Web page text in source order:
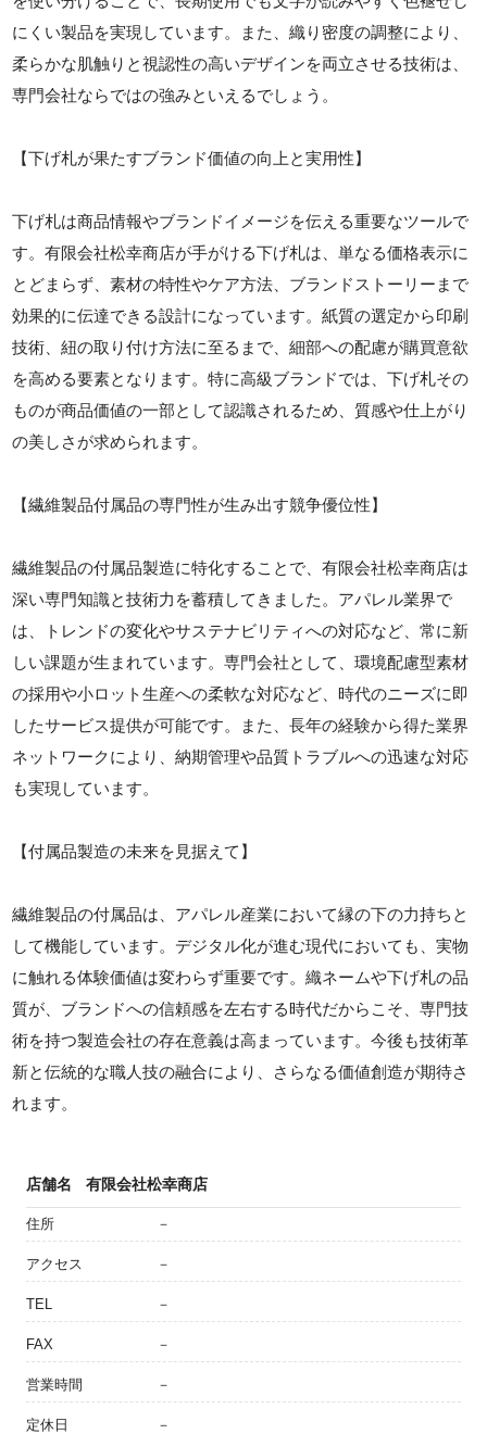
にくい製品を実現しています。また、織り密度の調整により、
柔らかな肌触りと視認性の高いデザインを両立させる技術は、
専門会社ならではの強みといえるでしょう。
【下げ札が果たすブランド価値の向上と実用性】
下げ札は商品情報やブランドイメージを伝える重要なツールで
す。有限会社松幸商店が手がける下げ札は、単なる価格表示に
とどまらず、素材の特性やケア方法、ブランドストーリーまで
効果的に伝達できる設計になっています。紙質の選定から印刷
技術、紐の取り付け方法に至るまで、細部への配慮が購買意欲
を高める要素となります。特に高級ブランドでは、下げ札その
ものが商品価値の一部として認識されるため、質感や仕上がり
の美しさが求められます。
【繊維製品付属品の専門性が生み出す競争優位性】
繊維製品の付属品製造に特化することで、有限会社松幸商店は
深い専門知識と技術力を蓄積してきました。アパレル業界で
は、トレンドの変化やサステナビリティへの対応など、常に新
しい課題が生まれています。専門会社として、環境配慮型素材
の採用や小ロット生産への柔軟な対応など、時代のニーズに即
したサービス提供が可能です。また、長年の経験から得た業界
ネットワークにより、納期管理や品質トラブルへの迅速な対応
も実現しています。
【付属品製造の未来を見据えて】
繊維製品の付属品は、アパレル産業において縁の下の力持ちと
して機能しています。デジタル化が進む現代においても、実物
に触れる体験価値は変わらず重要です。織ネームや下げ札の品
質が、ブランドへの信頼感を左右する時代だからこそ、専門技
術を持つ製造会社の存在意義は高まっています。今後も技術革
新と伝統的な職人技の融合により、さらなる価値創造が期待さ
れます。
店舗名 有限会社松幸商店
住所 －
アクセス －
TEL －
FAX －
営業時間 －
定休日 －